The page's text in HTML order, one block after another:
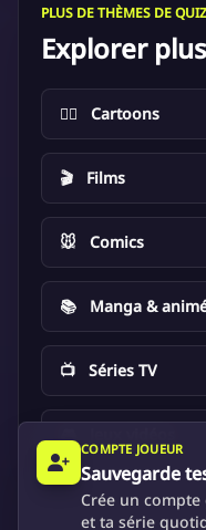
PLUS DE THÈMES DE QUIZ
Explorer
🦸‍♂️ Cartoons
🎬 Films
🐭 Comics
📚 Manga &
📺 Séries TV
COMPTE JOUEUR
Sauvegarde
Crée un
et ta série